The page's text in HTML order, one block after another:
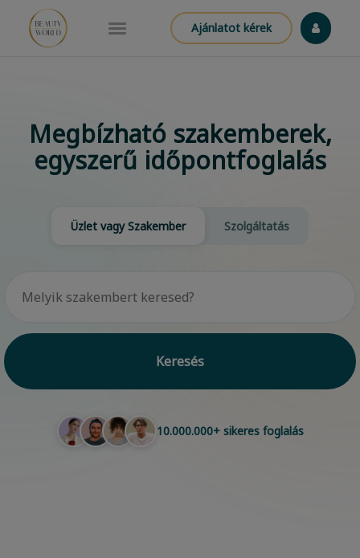
Ajánlatot kérek
Megbízható szakemberek,
egyszerű időpontfoglalás
Üzlet vagy Szakember Szolgáltatás
Keresés
10.000.000+ sikeres foglalás